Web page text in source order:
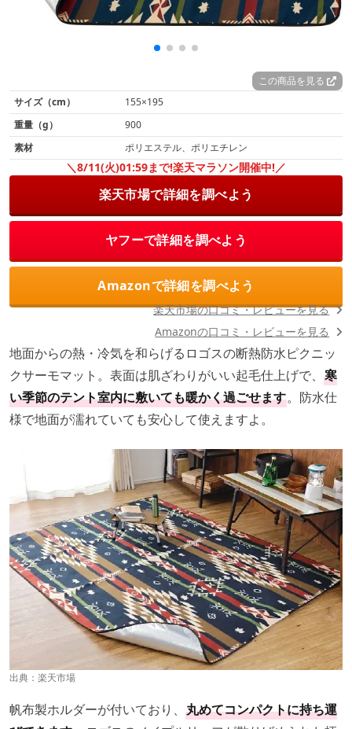
この商品を見る
サイズ（cm）
155×195
重量（g）
900
素材
ポリエステル、ポリエチレン
＼8/11(火)01:59まで!楽天マラソン開催中!／
楽天市場で詳細を調べよう
ヤフーで詳細を調べよう
Amazonで詳細を調べよう
地面からの熱・冷気を和らげるロゴスの断熱防水ピクニッ
クサーモマット。表面は肌ざわりがいい起毛仕上げで、 寒
い季節のテント室内に敷いても暖かく過ごせます。防水仕
様で地面が濡れていても安心して使えますよ。
出典： 楽天市場
帆布製ホルダーが付いており、 丸めてコンパクトに持ち運
楽天市場の口コミ・レビューを見る
Amazonの口コミ・レビューを見る